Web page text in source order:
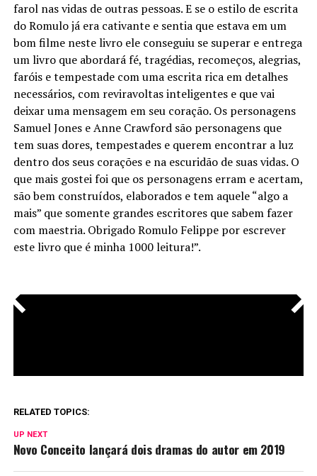
farol nas vidas de outras pessoas. E se o estilo de escrita
do Romulo já era cativante e sentia que estava em um
bom filme neste livro ele conseguiu se superar e entrega
um livro que abordará fé, tragédias, recomeços, alegrias,
faróis e tempestade com uma escrita rica em detalhes
necessários, com reviravoltas inteligentes e que vai
deixar uma mensagem em seu coração. Os personagens
Samuel Jones e Anne Crawford são personagens que
tem suas dores, tempestades e querem encontrar a luz
dentro dos seus corações e na escuridão de suas vidas. O
que mais gostei foi que os personagens erram e acertam,
são bem construídos, elaborados e tem aquele “algo a
mais” que somente grandes escritores que sabem fazer
com maestria. Obrigado Romulo Felippe por escrever
este livro que é minha 1000 leitura!”.
< >
RELATED TOPICS:
UP NEXT
Novo Conceito lançará dois dramas do autor em 2019